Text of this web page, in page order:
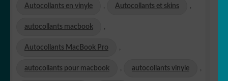
Autocollants en vinyle , Autocollants et skins ,
autocollants macbook ,
Autocollants MacBook Pro ,
autocollants pour macbook , autocollants vinyle ,